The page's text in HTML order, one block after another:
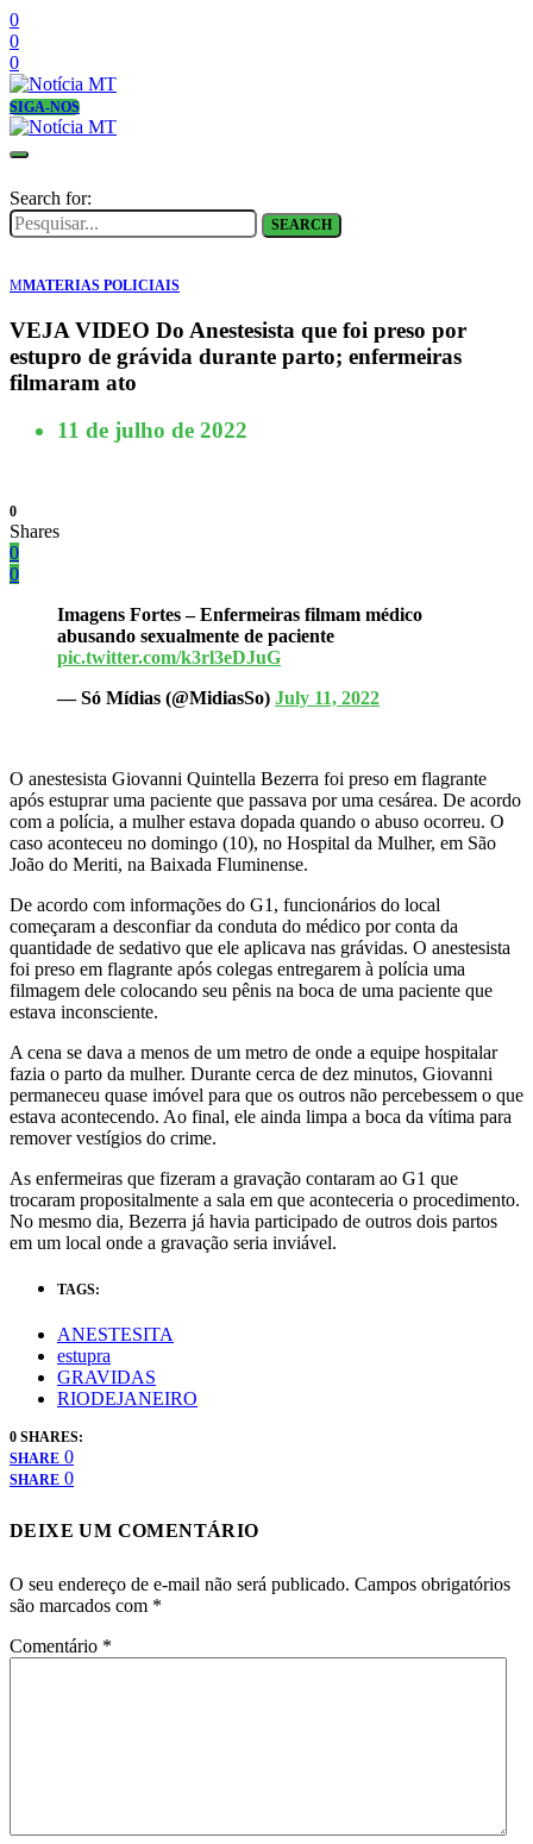
0
0
0
SIGA-NOS
Search for:
SEARCH
MMATERIAS POLICIAIS
VEJA VIDEO Do Anestesista que foi preso por
estupro de grávida durante parto; enfermeiras
filmaram ato
11 de julho de 2022
0
Shares
0
0
Imagens Fortes – Enfermeiras filmam médico
abusando sexualmente de paciente
pic.twitter.com/k3rl3eDJuG
— Só Mídias (@MidiasSo) July 11, 2022
O anestesista Giovanni Quintella Bezerra foi preso em flagrante
após estuprar uma paciente que passava por uma cesárea. De acordo
com a polícia, a mulher estava dopada quando o abuso ocorreu. O
caso aconteceu no domingo (10), no Hospital da Mulher, em São
João do Meriti, na Baixada Fluminense.
De acordo com informações do G1, funcionários do local
começaram a desconfiar da conduta do médico por conta da
quantidade de sedativo que ele aplicava nas grávidas. O anestesista
foi preso em flagrante após colegas entregarem à polícia uma
filmagem dele colocando seu pênis na boca de uma paciente que
estava inconsciente.
A cena se dava a menos de um metro de onde a equipe hospitalar
fazia o parto da mulher. Durante cerca de dez minutos, Giovanni
permaneceu quase imóvel para que os outros não percebessem o que
estava acontecendo. Ao final, ele ainda limpa a boca da vítima para
remover vestígios do crime.
As enfermeiras que fizeram a gravação contaram ao G1 que
trocaram propositalmente a sala em que aconteceria o procedimento.
No mesmo dia, Bezerra já havia participado de outros dois partos
em um local onde a gravação seria inviável.
TAGS:
ANESTESITA
estupra
GRAVIDAS
RIODEJANEIRO
0 SHARES:
SHARE 0
SHARE 0
DEIXE UM COMENTÁRIO
O seu endereço de e-mail não será publicado. Campos obrigatórios
são marcados com *
Comentário *